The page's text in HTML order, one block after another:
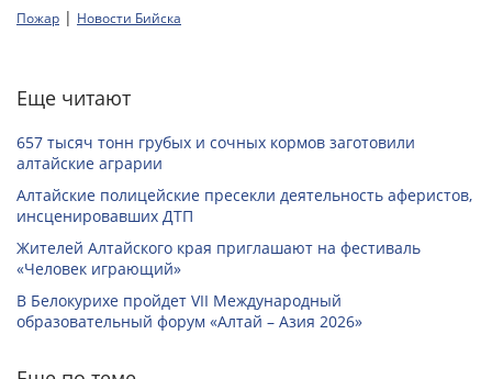
Пожар | Новости Бийска
Еще читают
657 тысяч тонн грубых и сочных кормов заготовили
алтайские аграрии
Алтайские полицейские пресекли деятельность аферистов,
инсценировавших ДТП
Жителей Алтайского края приглашают на фестиваль
«Человек играющий»
В Белокурихе пройдет VII Международный
образовательный форум «Алтай – Азия 2026»